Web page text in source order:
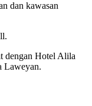
dan kawasan
dengan Hotel Alila
Laweyan.